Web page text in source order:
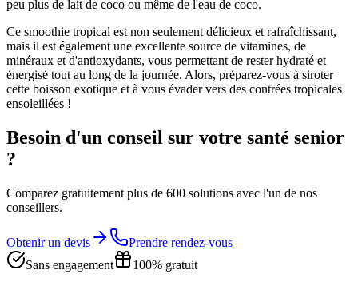
peu plus de lait de coco ou même de l'eau de coco.
Ce smoothie tropical est non seulement délicieux et rafraîchissant,
mais il est également une excellente source de vitamines, de
minéraux et d'antioxydants, vous permettant de rester hydraté et
énergisé tout au long de la journée. Alors, préparez-vous à siroter
cette boisson exotique et à vous évader vers des contrées tropicales
ensoleillées !
Besoin d'un conseil sur votre santé senior
?
Comparez gratuitement plus de 600 solutions avec l'un de nos
conseillers.
Obtenir un devis
Prendre rendez-vous
Sans engagement
100% gratuit